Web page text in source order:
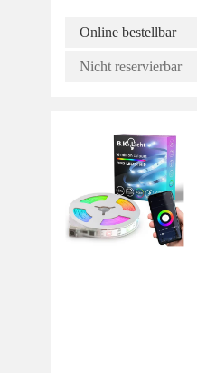
Online bestellbar
Nicht reservierbar